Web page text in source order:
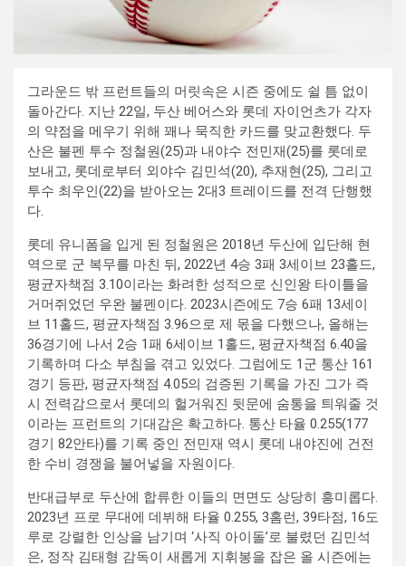
그라운드 밖 프런트들의 머릿속은 시즌 중에도 쉴 틈 없이
돌아간다. 지난 22일, 두산 베어스와 롯데 자이언츠가 각자
의 약점을 메우기 위해 꽤나 묵직한 카드를 맞교환했다. 두
산은 불펜 투수 정철원(25)과 내야수 전민재(25)를 롯데로
보내고, 롯데로부터 외야수 김민석(20), 추재현(25), 그리고
투수 최우인(22)을 받아오는 2대3 트레이드를 전격 단행했
다.
롯데 유니폼을 입게 된 정철원은 2018년 두산에 입단해 현
역으로 군 복무를 마친 뒤, 2022년 4승 3패 3세이브 23홀드,
평균자책점 3.10이라는 화려한 성적으로 신인왕 타이틀을
거머쥐었던 우완 불펜이다. 2023시즌에도 7승 6패 13세이
브 11홀드, 평균자책점 3.96으로 제 몫을 다했으나, 올해는
36경기에 나서 2승 1패 6세이브 1홀드, 평균자책점 6.40을
기록하며 다소 부침을 겪고 있었다. 그럼에도 1군 통산 161
경기 등판, 평균자책점 4.05의 검증된 기록을 가진 그가 즉
시 전력감으로서 롯데의 헐거워진 뒷문에 숨통을 틔워줄 것
이라는 프런트의 기대감은 확고하다. 통산 타율 0.255(177
경기 82안타)를 기록 중인 전민재 역시 롯데 내야진에 건전
한 수비 경쟁을 불어넣을 자원이다.
반대급부로 두산에 합류한 이들의 면면도 상당히 흥미롭다.
2023년 프로 무대에 데뷔해 타율 0.255, 3홈런, 39타점, 16도
루로 강렬한 인상을 남기며 ‘사직 아이돌’로 불렸던 김민석
은, 정작 김태형 감독이 새롭게 지휘봉을 잡은 올 시즌에는